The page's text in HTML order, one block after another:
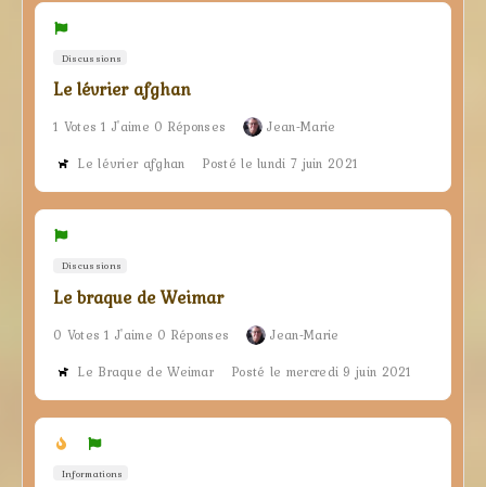
Discussions
Le lévrier afghan
1 Votes 1 J'aime 0 Réponses
Jean-Marie
Le lévrier afghan
Posté le lundi 7 juin 2021
Discussions
Le braque de Weimar
0 Votes 1 J'aime 0 Réponses
Jean-Marie
Le Braque de Weimar
Posté le mercredi 9 juin 2021
Informations